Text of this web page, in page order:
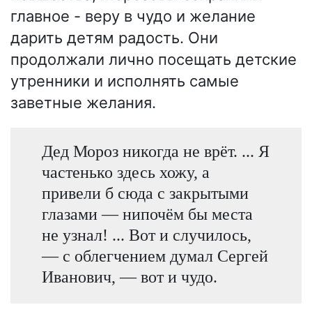
главное - веру в чудо и желание
дарить детям радость. Они
продолжали лично посещать детские
утренники и исполнять самые
заветные желания.
Дед Мороз никогда не врёт. ... Я
частенько здесь хожу, а
привели б сюда с закрытыми
глазами — нипочём бы места
не узнал! ... Вот и случилось,
— с облегчением думал Сергей
Иванович, — вот и чудо.